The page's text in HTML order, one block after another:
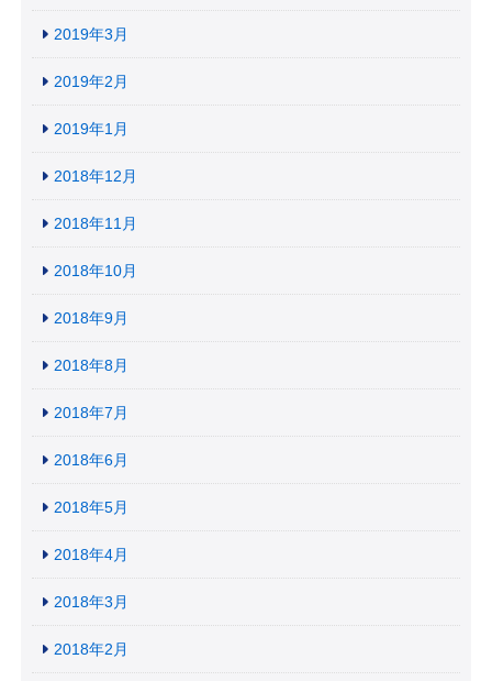
2019年3月
2019年2月
2019年1月
2018年12月
2018年11月
2018年10月
2018年9月
2018年8月
2018年7月
2018年6月
2018年5月
2018年4月
2018年3月
2018年2月